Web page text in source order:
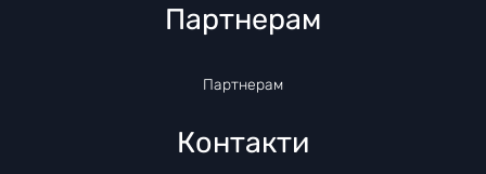
Партнерам
Партнерам
Контакти